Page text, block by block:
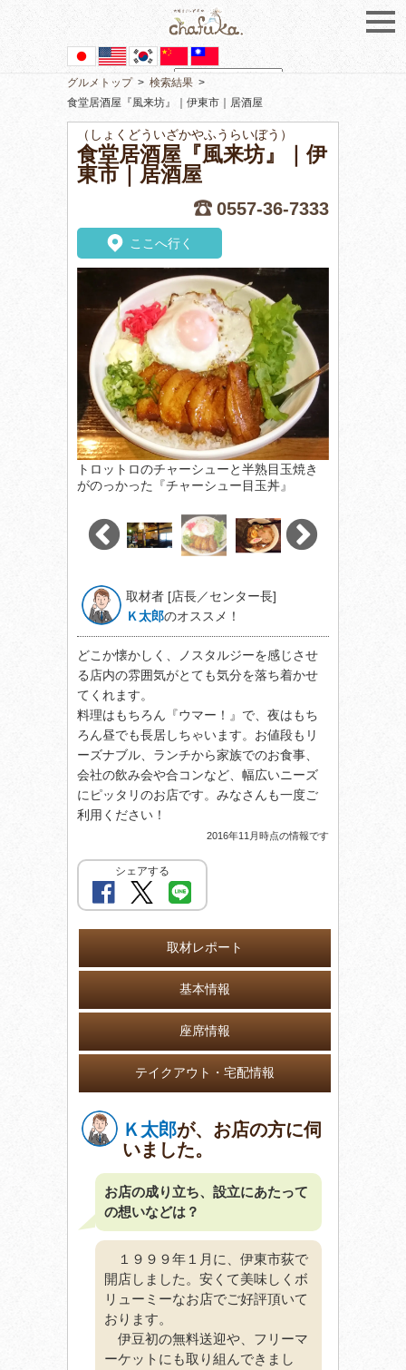
Powered by
グルメトップ> 検索結果 >
食堂居酒屋『風来坊』｜伊東市｜居酒屋
（しょくどういざかやふうらいぼう）
食堂居酒屋『風来坊』｜伊
東市｜居酒屋
0557-36-7333
ここへ行く
トロットロのチャーシューと半熟目玉焼き
がのっかった『チャーシュー目玉丼』
取材者 [店長／センター長]
Ｋ太郎のオススメ！
どこか懐かしく、ノスタルジーを感じさせ
る店内の雰囲気がとても気分を落ち着かせ
てくれます。
料理はもちろん『ウマー！』で、夜はもち
ろん昼でも長居しちゃいます。お値段もリ
ーズナブル、ランチから家族でのお食事、
会社の飲み会や合コンなど、幅広いニーズ
にピッタリのお店です。みなさんも一度ご
利用ください！
2016年11月時点の情報です
シェアする
取材レポート
基本情報
座席情報
テイクアウト・宅配情報
Ｋ太郎が、お店の方に伺
いました。
お店の成り立ち、設立にあたって
の想いなどは？
１９９９年１月に、伊東市荻で
開店しました。安くて美味しくボ
リューミーなお店でご好評頂いて
おります。
伊豆初の無料送迎や、フリーマ
ーケットにも取り組んできまし